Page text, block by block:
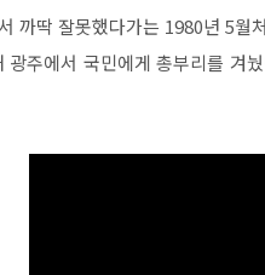
까딱 잘못했다가는 1980년 5
광주에서 국민에게 총부리를 겨